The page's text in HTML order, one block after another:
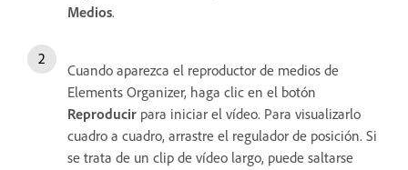
Medios.
Cuando aparezca el reproductor de medios de
Elements Organizer, haga clic en el botón
Reproducir para iniciar el vídeo. Para visualizarlo
cuadro a cuadro, arrastre el regulador de posición. Si
se trata de un clip de vídeo largo, puede saltarse